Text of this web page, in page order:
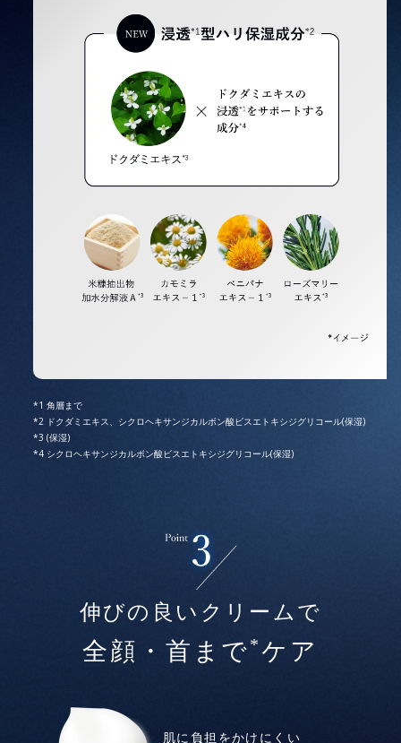
角層まで
ドクダミエキス、シクロヘキサンジカルボン酸ビスエトキシジグリコール(保湿)
(保湿)
シクロヘキサンジカルボン酸ビスエトキシジグリコール(保湿)
伸びの良いクリームで
全顔・首まで*ケア
肌に負担をかけにくい